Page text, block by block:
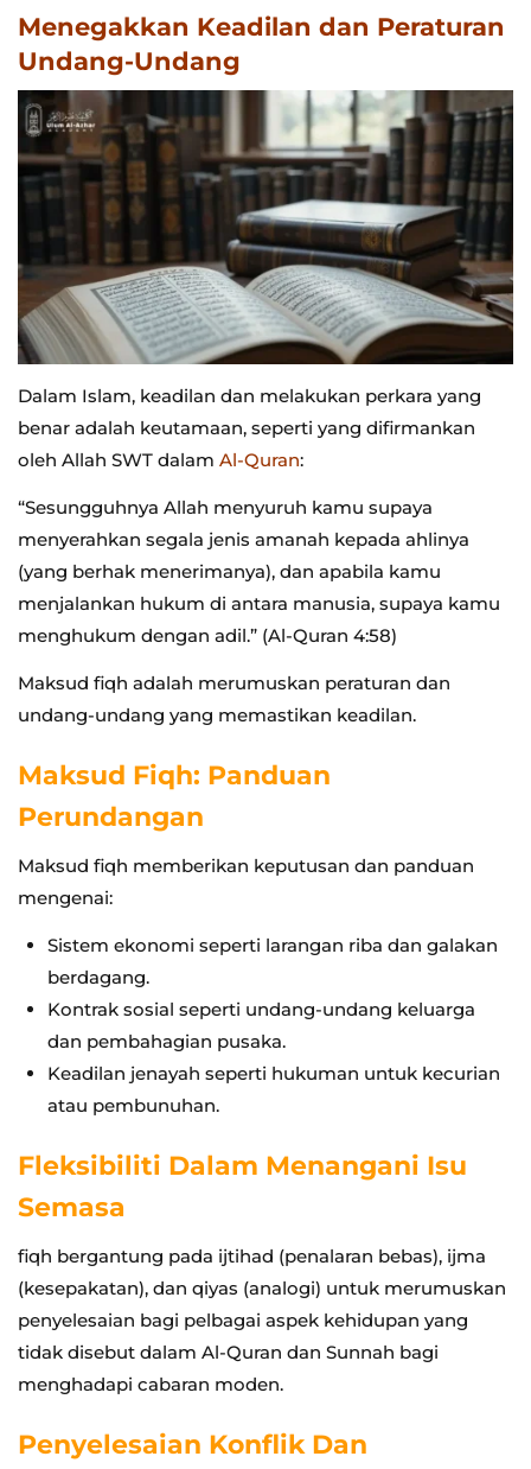
Menegakkan Keadilan dan Peraturan
Undang-Undang
Dalam Islam, keadilan dan melakukan perkara yang
benar adalah keutamaan, seperti yang difirmankan
oleh Allah SWT dalam Al-Quran:
“Sesungguhnya Allah menyuruh kamu supaya
menyerahkan segala jenis amanah kepada ahlinya
(yang berhak menerimanya), dan apabila kamu
menjalankan hukum di antara manusia, supaya kamu
menghukum dengan adil.” (Al-Quran 4:58)
Maksud fiqh adalah merumuskan peraturan dan
undang-undang yang memastikan keadilan.
Maksud Fiqh: Panduan
Perundangan
Maksud fiqh memberikan keputusan dan panduan
mengenai:
Sistem ekonomi seperti larangan riba dan galakan
berdagang.
Kontrak sosial seperti undang-undang keluarga
dan pembahagian pusaka.
Keadilan jenayah seperti hukuman untuk kecurian
atau pembunuhan.
Fleksibiliti Dalam Menangani Isu
Semasa
fiqh bergantung pada ijtihad (penalaran bebas), ijma
(kesepakatan), dan qiyas (analogi) untuk merumuskan
penyelesaian bagi pelbagai aspek kehidupan yang
tidak disebut dalam Al-Quran dan Sunnah bagi
menghadapi cabaran moden.
Penyelesaian Konflik Dan